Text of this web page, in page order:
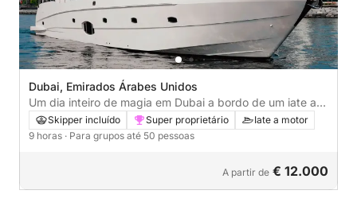
Dubai, Emirados Árabes Unidos
Um dia inteiro de magia em Dubai a bordo de um iate a
motor.Skipper incluído Super proprietário
Iate a motor
9 horas · Para grupos até 50 pessoas
A partir de € 12.000